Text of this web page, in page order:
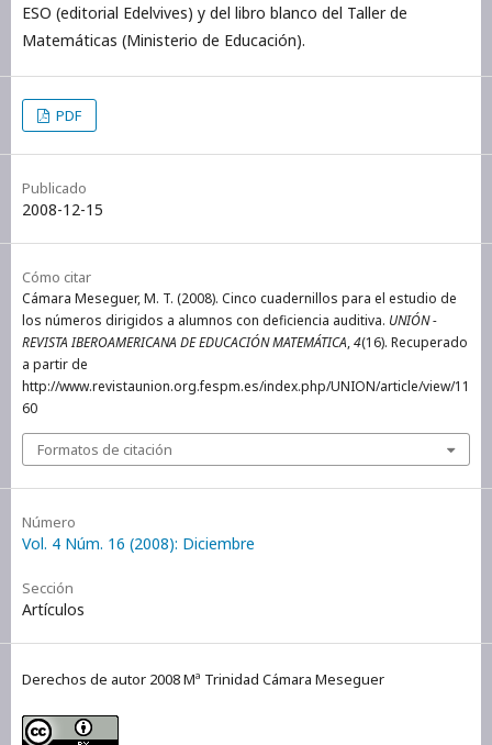
ESO (editorial Edelvives) y del libro blanco del Taller de
Matemáticas (Ministerio de Educación).
PDF
Publicado
2008-12-15
Cómo citar
Cámara Meseguer, M. T. (2008). Cinco cuadernillos para el estudio de
los números dirigidos a alumnos con deficiencia auditiva. UNIÓN -
REVISTA IBEROAMERICANA DE EDUCACIÓN MATEMÁTICA,4(16). Recuperado
a partir de
http://www.revistaunion.org.fespm.es/index.php/UNION/article/view/11
60
Formatos de citación
Número
Vol. 4 Núm. 16 (2008): Diciembre
Sección
Artículos
Derechos de autor 2008 Mª Trinidad Cámara Meseguer